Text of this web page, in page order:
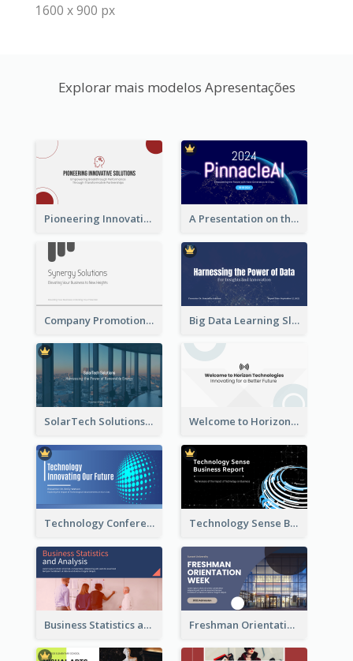
1600 x 900 px
Explorar mais modelos Apresentações
Pioneering Innovative Solutions Company Overview A Presentation on the Revolutionary Development of AI Chips
Company Promotion Presentation Big Data Learning Slide
SolarTech Solutions Company Overview Welcome to Horizon Technologies- Innovating for a Better Future
Technology Conference Presentation Technology Sense Business Report
Business Statistics and Analysis Presentation Freshman Orientation Week Presentation